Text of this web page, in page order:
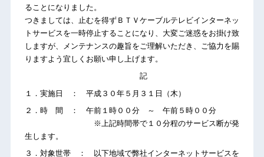
ることになりました。
つきましては、止むを得ずＢＴＶケーブルテレビインターネッ
トサービスを一時停止することになり、大変ご迷惑をお掛け致
しますが、メンテナンスの趣旨をご理解いただき、ご協力を賜
りますよう宜しくお願い申し上げます。
記
１．実施日 ： 平成３０年５月３１日（木）
２．時 間 ： 午前１時００分 ～ 午前５時００分
※上記時間帯で１０分程のサービス断が発
生します。
３．対象世帯 ： 以下地域で弊社インターネットサービスを